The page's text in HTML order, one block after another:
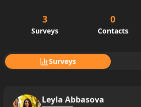
3
Surveys
0
Contacts
Surveys
Leyla Abbasova